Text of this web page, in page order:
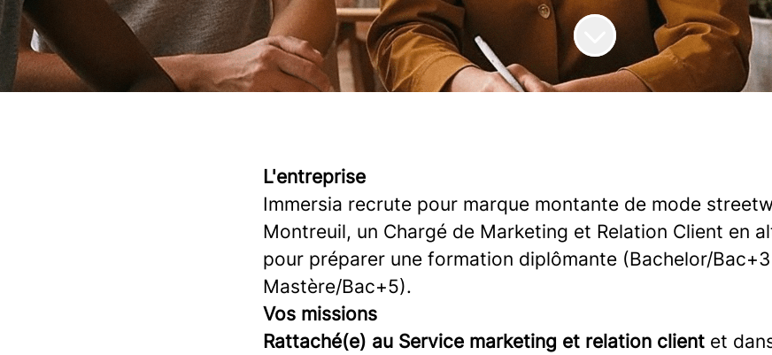
L'entreprise
Immersia recrute pour marque montante de mode
Montreuil, un Chargé de Marketing et Relation Client en
pour préparer une formation diplômante (Bachelor/
Mastère/Bac+5).
Vos missions
Rattaché(e) au Service marketing et relation client et